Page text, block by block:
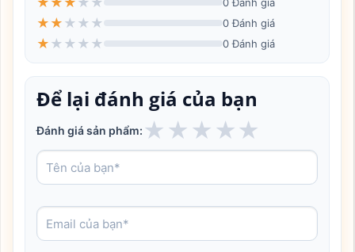
0 Đánh giá
★ ★ ★ ★ ★ 0 Đánh giá
★ ★ ★ ★ ★ 0 Đánh giá
Để lại đánh giá của bạn
Đánh giá sản phẩm: ★ ★ ★ ★★